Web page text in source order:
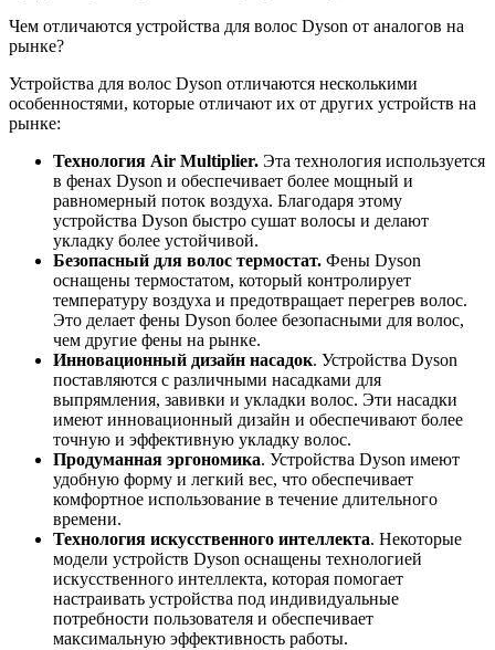
Чем отличаются устройства для волос Dyson от аналогов на
рынке?
Устройства для волос Dyson отличаются несколькими
особенностями, которые отличают их от других устройств на
рынке:
Технология Air Multiplier. Эта технология используется
в фенах Dyson и обеспечивает более мощный и
равномерный поток воздуха. Благодаря этому
устройства Dyson быстро сушат волосы и делают
укладку более устойчивой.
Безопасный для волос термостат. Фены Dyson
оснащены термостатом, который контролирует
температуру воздуха и предотвращает перегрев волос.
Это делает фены Dyson более безопасными для волос,
чем другие фены на рынке.
Инновационный дизайн насадок. Устройства Dyson
поставляются с различными насадками для
выпрямления, завивки и укладки волос. Эти насадки
имеют инновационный дизайн и обеспечивают более
точную и эффективную укладку волос.
Продуманная эргономика. Устройства Dyson имеют
удобную форму и легкий вес, что обеспечивает
комфортное использование в течение длительного
времени.
Технология искусственного интеллекта. Некоторые
модели устройств Dyson оснащены технологией
искусственного интеллекта, которая помогает
настраивать устройства под индивидуальные
потребности пользователя и обеспечивает
максимальную эффективность работы.